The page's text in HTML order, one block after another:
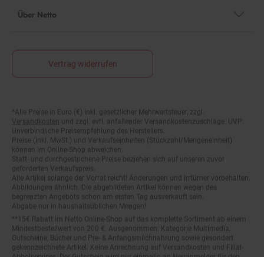
Über Netto
Fußnoten
Versandkosten und zzgl. evtl. anfallender Versandkostenzuschläge. UVP:
Unverbindliche Preisempfehlung des Herstellers.
Preise (inkl. MwSt.) und Verkaufseinheiten (Stückzahl/Mengeneinheit)
können im Online-Shop abweichen.
Statt- und durchgestrichene Preise beziehen sich auf unseren zuvor
geforderten Verkaufspreis.
Alle Artikel solange der Vorrat reicht! Änderungen und Irrtümer vorbehalten.
Abbildungen ähnlich. Die abgebildeten Artikel können wegen des
begrenzten Angebots schon am ersten Tag ausverkauft sein.
Abgabe nur in haushaltsüblichen Mengen!
Mindestbestellwert von 200 €. Ausgenommen: Kategorie Multimedia,
Gutscheine, Bücher und Pre- & Anfangsmilchnahrung sowie gesondert
gekennzeichnete Artikel. Keine Anrechnung auf Versandkosten und Filial-
Abholservices. Der Gutschein wird nur einmalig an Neuanmelder für den